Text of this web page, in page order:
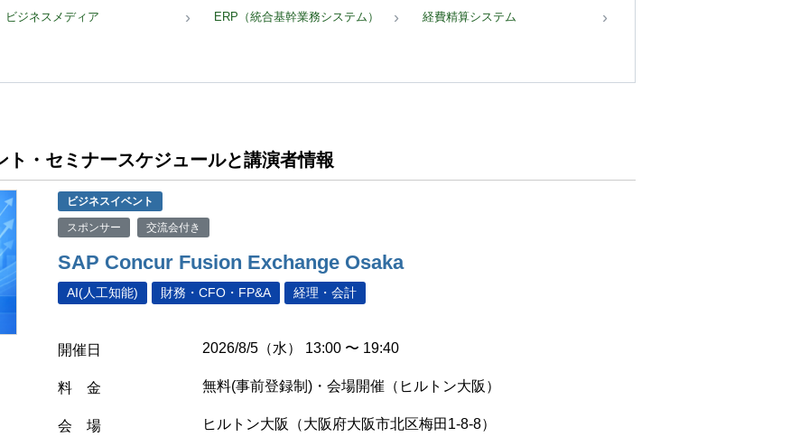
ビジネスメディア ERP（統合基幹業務システム） 経費精算システム
・セミナースケジュールと講演者情報
ビジネスイベント
スポンサー 交流会付き
SAP Concur Fusion Exchange Osaka
AI(人工知能) 財務・CFO・FP&A 経理・会計
開催日 2026/8/5（水） 13:00 〜 19:40
料 金 無料(事前登録制)・会場開催（ヒルトン大阪）
会 場 ヒルトン大阪（大阪府大阪市北区梅田1-8-8）